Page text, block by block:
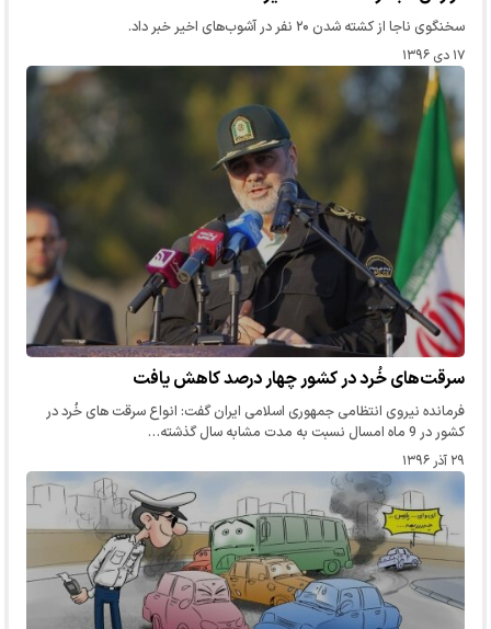
سخنگوی ناجا از کشته شدن ۲۰ نفر در آشوب‌های اخیر خبر داد.
۱۷ دی ۱۳۹۶
سرقت‌های خُرد در کشور چهار درصد کاهش یافت
فرمانده نیروی انتظامی جمهوری اسلامی ایران گفت: انواع سرقت های خُرد در
کشور در 9 ماه امسال نسبت به مدت مشابه سال گذشته…
۲۹ آذر ۱۳۹۶